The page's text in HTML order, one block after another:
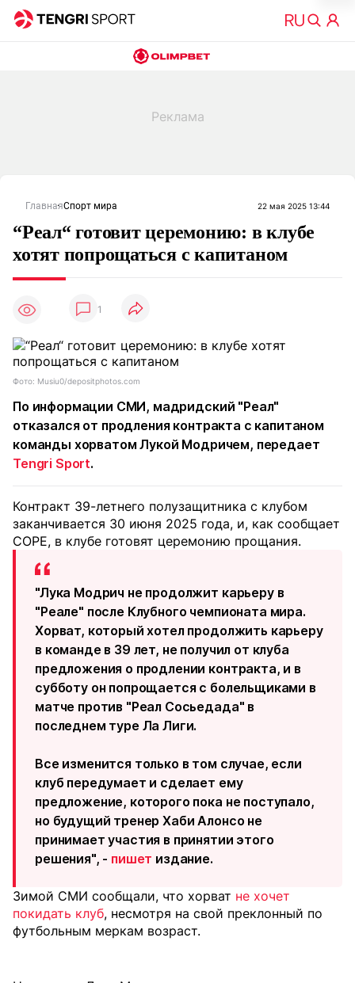
ГлавнаяСпорт мира 22 мая 2025 13:44
“Реал“ готовит церемонию: в клубе
хотят попрощаться с капитаном
1
Фото: Musiu0/depositphotos.com
По информации СМИ, мадридский "Реал"
отказался от продления контракта с капитаном
команды хорватом Лукой Модричем, передает
Tengri Sport.
Контракт 39-летнего полузащитника с клубом
заканчивается 30 июня 2025 года, и, как сообщает
COPE, в клубе готовят церемонию прощания.
"Лука Модрич не продолжит карьеру в
"Реале" после Клубного чемпионата мира.
Хорват, который хотел продолжить карьеру
в команде в 39 лет, не получил от клуба
предложения о продлении контракта, и в
субботу он попрощается с болельщиками в
матче против "Реал Сосьедада" в
последнем туре Ла Лиги.
Все изменится только в том случае, если
клуб передумает и сделает ему
предложение, которого пока не поступало,
но будущий тренер Хаби Алонсо не
принимает участия в принятии этого
решения", - пишет издание.
Зимой СМИ сообщали, что хорват не хочет
покидать клуб, несмотря на свой преклонный по
футбольным меркам возраст.